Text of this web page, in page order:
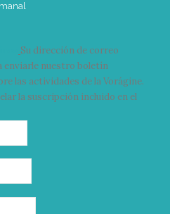
Su dirección de correo
enviarle nuestro boletín
las actividades de la Vorágine.
la suscripción incluido en el